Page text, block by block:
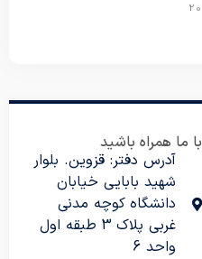
با ما همراه باشید
آدرس دفتر: قزوین. بلوار
شهید بابایی خیابان
دانشگاه کوچه مدنی
غربی پلاک 3 طبقه اول
واحد 6